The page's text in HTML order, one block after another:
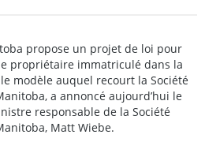
propose un projet de loi pour
propriétaire immatriculé dans la
modèle auquel recourt la Société
a annoncé aujourd’hui le
responsable de la Société
Matt Wiebe.